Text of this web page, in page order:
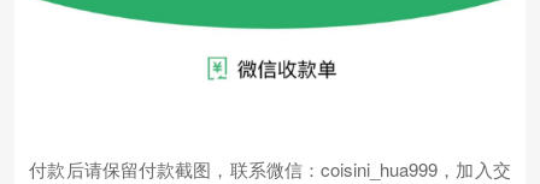
付款后请保留付款截图，联系微信：coisini_hua999，加入交